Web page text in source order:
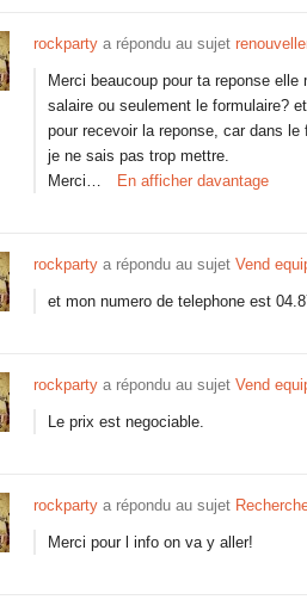
rockparty a répondu au sujet
Merci beaucoup pour ta reponse
salaire ou seulement le formulaire?
pour recevoir la reponse, car dans
je ne sais pas trop mettre.
Merci…
En afficher davantage
rockparty a répondu au sujet Vend
et mon numero de telephone est
rockparty a répondu au sujet Vend
Le prix est negociable.
rockparty a répondu au sujet
Merci pour l info on va y aller!